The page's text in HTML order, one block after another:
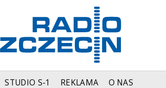
STUDIO S-1 REKLAMA O NAS